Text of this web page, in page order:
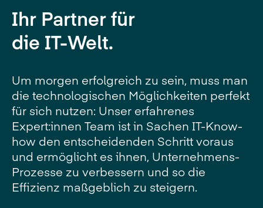
Ihr Partner für
die IT-Welt.
Um morgen erfolgreich zu sein, muss man
die technologischen Möglichkeiten perfekt
für sich nutzen: Unser erfahrenes
Expert:innen Team ist in Sachen IT-Know-
how den entscheidenden Schritt voraus
und ermöglicht es ihnen, Unternehmens-
Prozesse zu verbessern und so die
Effizienz maßgeblich zu steigern.